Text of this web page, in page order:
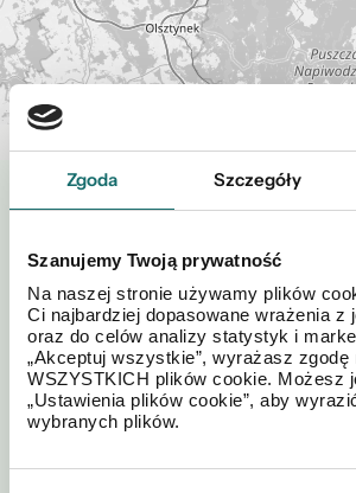
Zgoda Szczegóły
Szanujemy Twoją prywatność
Na naszej stronie używamy plików
Ci najbardziej dopasowane wrażenia z
oraz do celów analizy statystyk i
„Akceptuj wszystkie”, wyrażasz zgodę
WSZYSTKICH plików cookie. Możesz
„Ustawienia plików cookie”, aby
wybranych plików.
Zapytaj o tę